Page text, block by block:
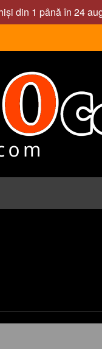
din 1 până în 24